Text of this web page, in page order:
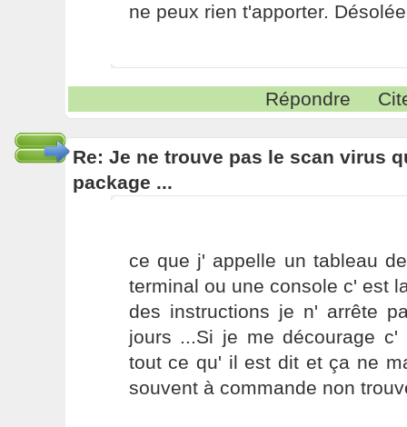
ne peux rien t'apporter.
Répondre
Re: Je ne trouve pas le scan virus
package ...
ce que j' appelle un tableau
terminal ou une console c' est
des instructions je n' arrête
jours ...Si je me décourage
tout ce qu' il est dit et ça ne
souvent à commande non